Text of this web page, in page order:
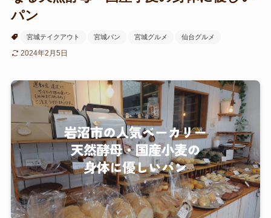
パン
宮城テイクアウト 宮城パン 宮城グルメ 仙台グルメ
2024年2月5日